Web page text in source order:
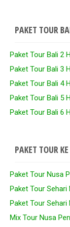
PAKET TOUR
Paket Tour Bali 2
Paket Tour Bali 3
Paket Tour Bali 4
Paket Tour Bali 5
Paket Tour Bali 6
PAKET TOUR
Paket Tour Nusa
Paket Tour Sehari
Paket Tour Sehari
Mix Tour Nusa